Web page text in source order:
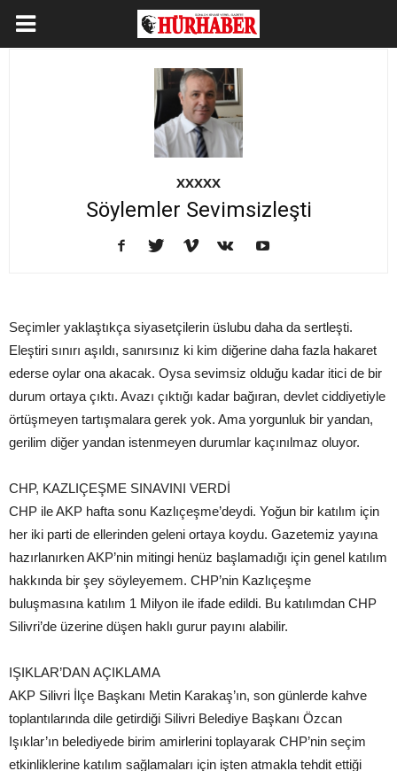
XXXXX
Söylemler Sevimsizleşti
Seçimler yaklaştıkça siyasetçilerin üslubu daha da sertleşti.
Eleştiri sınırı aşıldı, sanırsınız ki kim diğerine daha fazla hakaret
ederse oylar ona akacak. Oysa sevimsiz olduğu kadar itici de bir
durum ortaya çıktı. Avazı çıktığı kadar bağıran, devlet ciddiyetiyle
örtüşmeyen tartışmalara gerek yok. Ama yorgunluk bir yandan,
gerilim diğer yandan istenmeyen durumlar kaçınılmaz oluyor.
CHP, KAZLIÇEŞME SINAVINI VERDİ
CHP ile AKP hafta sonu Kazlıçeşme’deydi. Yoğun bir katılım için
her iki parti de ellerinden geleni ortaya koydu. Gazetemiz yayına
hazırlanırken AKP’nin mitingi henüz başlamadığı için genel katılım
hakkında bir şey söyleyemem. CHP’nin Kazlıçeşme
buluşmasına katılım 1 Milyon ile ifade edildi. Bu katılımdan CHP
Silivri’de üzerine düşen haklı gurur payını alabilir.
IŞIKLAR’DAN AÇIKLAMA
AKP Silivri İlçe Başkanı Metin Karakaş’ın, son günlerde kahve
toplantılarında dile getirdiği Silivri Belediye Başkanı Özcan
Işıklar’ın belediyede birim amirlerini toplayarak CHP’nin seçim
etkinliklerine katılım sağlamaları için işten atmakla tehdit ettiği